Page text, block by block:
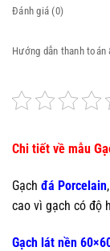
Đánh giá (0)
Hướng dẫn thanh toán
Chi tiết về mẫu
Gạch đá Porcelain
cao vì gạch có độ
Gạch lát nền